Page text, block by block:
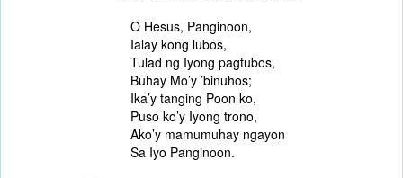
O Hesus, Panginoon,
Ialay kong lubos,
Tulad ng Iyong pagtubos,
Buhay Mo’y ’binuhos;
Ika’y tanging Poon ko,
Puso ko’y Iyong trono,
Ako’y mamumuhay ngayon
Sa Iyo Panginoon.